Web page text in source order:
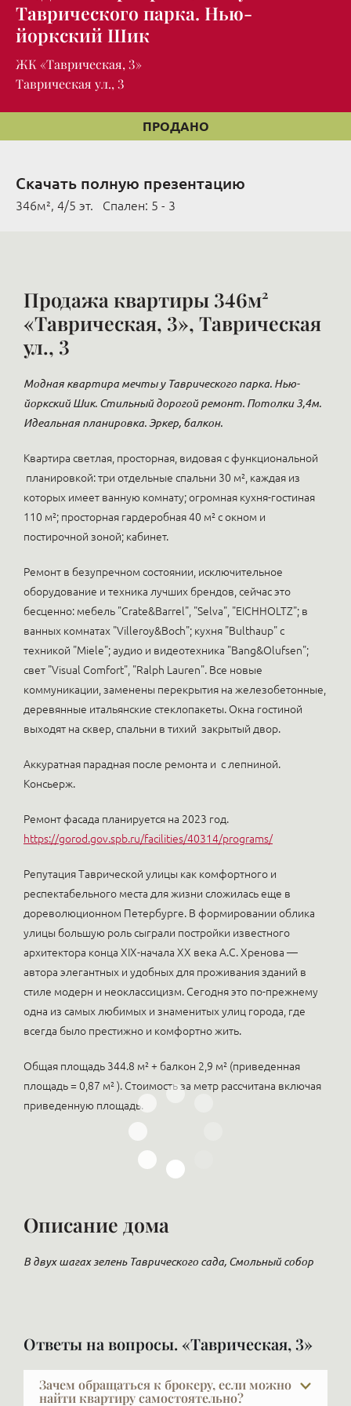
Таврического парка. Нью-
йоркский Шик
ЖК «Таврическая, 3»
Таврическая ул., 3
ПРОДАНО
Скачать полную презентацию
346м², 4/5 эт. Cпален: 5 - 3
Продажа квартиры 346м²
«Таврическая, 3», Таврическая
ул., 3
Модная квартира мечты у Таврического парка. Нью-
йоркский Шик. Стильный дорогой ремонт. Потолки 3,4м.
Идеальная планировка. Эркер, балкон.
Квартира светлая, просторная, видовая с функциональной
планировкой: три отдельные спальни 30 м², каждая из
которых имеет ванную комнату; огромная кухня-гостиная
110 м²; просторная гардеробная 40 м² с окном и
постирочной зоной; кабинет.
Ремонт в безупречном состоянии, исключительное
оборудование и техника лучших брендов, сейчас это
бесценно: мебель "Crate&Barrel", "Selva", "EICHHOLTZ"; в
ванных комнатах "Villeroy&Boch"; кухня "Bulthaup" с
техникой "Miele"; аудио и видеотехника "Bang&Olufsen";
свет "Visual Comfort", "Ralph Lauren". Все новые
коммуникации, заменены перекрытия на железобетонные,
деревянные итальянские стеклопакеты. Окна гостиной
выходят на сквер, спальни в тихий закрытый двор.
Аккуратная парадная после ремонта и с лепниной.
Консьерж.
Ремонт фасада планируется на 2023 год.
https://gorod.gov.spb.ru/facilities/40314/programs/
Репутация Таврической улицы как комфортного и
респектабельного места для жизни сложилась еще в
дореволюционном Петербурге. В формировании облика
улицы большую роль сыграли постройки известного
архитектора конца XIX-начала XX века А.С. Хренова —
автора элегантных и удобных для проживания зданий в
стиле модерн и неоклассицизм. Сегодня это по-прежнему
одна из самых любимых и знаменитых улиц города, где
всегда было престижно и комфортно жить.
Общая площадь 344.8 м² + балкон 2,9 м² (приведенная
площадь = 0,87 м² ). Стоимость за метр рассчитана включая
приведенную площадь.
Описание дома
В двух шагах зелень Таврического сада, Смольный cобор
Ответы на вопросы. «Таврическая, 3»
Зачем обращаться к брокеру, если можно
найти квартиру самостоятельно?